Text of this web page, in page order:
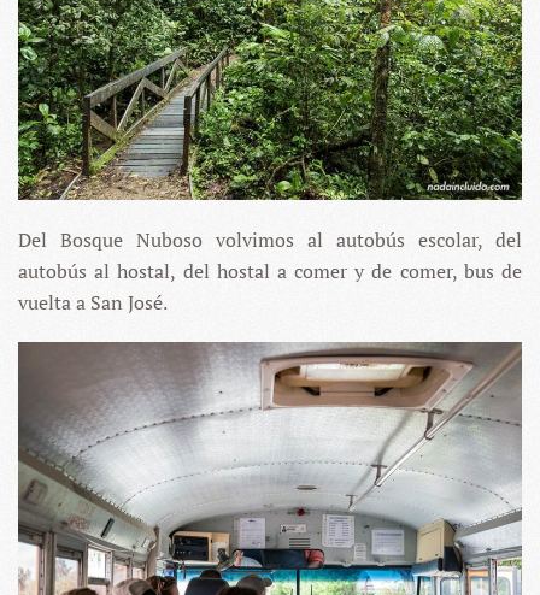
Del Bosque Nuboso volvimos al autobús escolar, del
autobús al hostal, del hostal a comer y de comer, bus de
vuelta a San José.